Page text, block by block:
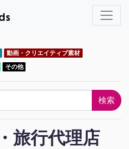
動画・クリエイティブ素材
その他
旅行代理店